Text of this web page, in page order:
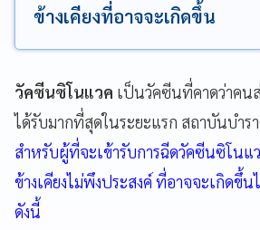
ข้างเคียงที่อาจจะเกิดขึ้น
วัคซีนซิโนแวค เป็นวัคซีนที่คาดว่าคน
ได้รับมากที่สุดในระยะแรก สถาบันบำร
สำหรับผู้ที่จะเข้ารับการฉีดวัคซีนซิโนแ
ข้างเคียงไม่พึงประสงค์ ที่อาจจะเกิดขึ้
ดังนี้